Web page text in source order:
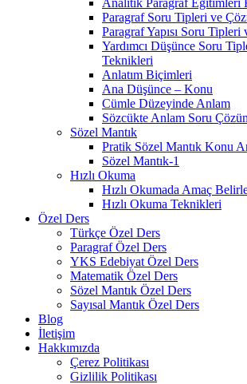
Analitik Paragraf Eğitimleri
Paragraf Soru Tipleri ve
Paragraf Yapısı Soru
Yardımcı Düşünce Soru
Teknikleri
Anlatım Biçimleri
Ana Düşünce – Konu
Cümle Düzeyinde Anlam
Sözcükte Anlam Soru
Sözel Mantık
Pratik Sözel Mantık Konu
Sözel Mantık-1
Hızlı Okuma
Hızlı Okumada Amaç
Hızlı Okuma Teknikleri
Özel Ders
Türkçe Özel Ders
Paragraf Özel Ders
YKS Edebiyat Özel Ders
Matematik Özel Ders
Sözel Mantık Özel Ders
Sayısal Mantık Özel Ders
Blog
İletişim
Hakkımızda
Çerez Politikası
Gizlilik Politikası